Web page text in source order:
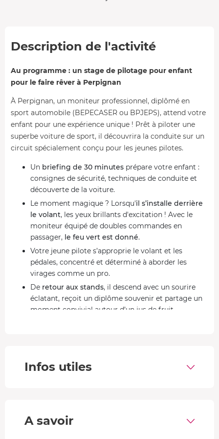
Description de l'activité
Au programme : un stage de pilotage pour enfant
pour le faire rêver à Perpignan
À Perpignan, un moniteur professionnel, diplômé en
sport automobile (BEPECASER ou BPJEPS), attend votre
enfant pour une expérience unique ! Prêt à piloter une
superbe voiture de sport, il découvrira la conduite sur un
circuit spécialement conçu pour les jeunes pilotes.
Un briefing de 30 minutes prépare votre enfant :
consignes de sécurité, techniques de conduite et
découverte de la voiture.
Le moment magique ? Lorsqu'il s’installe derrière
le volant, les yeux brillants d'excitation ! Avec le
moniteur équipé de doubles commandes en
passager, le feu vert est donné.
Votre jeune pilote s’approprie le volant et les
pédales, concentré et déterminé à aborder les
virages comme un pro.
De retour aux stands, il descend avec un sourire
éclatant, reçoit un diplôme souvenir et partage un
moment convivial autour d’un jus de fruit.
Nissan GTR :surnommée "Godzilla," elle
4,5 sec, gravant des souvenirs inoubliables.
Infos utiles
A savoir